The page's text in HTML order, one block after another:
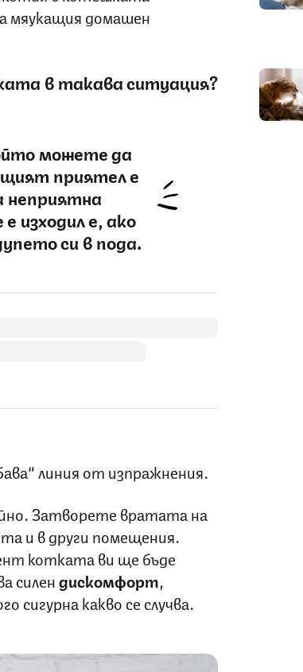
мяукащия домашен
в такава ситуация?
можете да
приятел е
неприятна
изходил е, ако
си в пода.
линия от изпражнения.
Затворете вратата на
и в други помещения.
котката ви ще бъде
силендискомфорт,
сигурна какво се случва.